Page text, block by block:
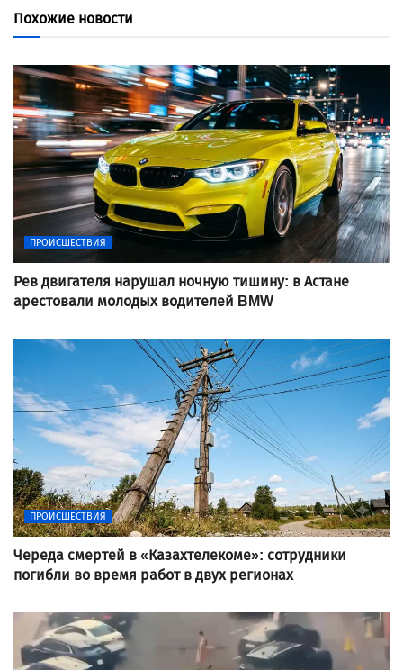
Похожие новости
ПРОИСШЕСТВИЯ
Рев двигателя нарушал ночную тишину: в Астане
арестовали молодых водителей BMW
ПРОИСШЕСТВИЯ
Череда смертей в «Казахтелекоме»: сотрудники
погибли во время работ в двух регионах